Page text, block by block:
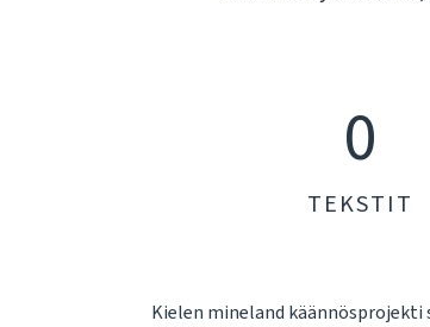
0
TEKSTIT
Kielen mineland